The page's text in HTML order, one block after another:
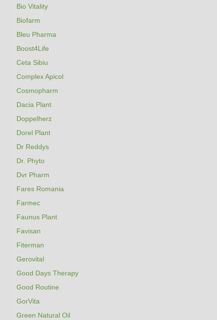
Bio Vitality
Biofarm
Bleu Pharma
Boost4Life
Ceta Sibiu
Complex Apicol
Cosmopharm
Dacia Plant
Doppelherz
Dorel Plant
Dr Reddys
Dr. Phyto
Dvr Pharm
Fares Romania
Farmec
Faunus Plant
Favisan
Fiterman
Gerovital
Good Days Therapy
Good Routine
GorVita
Green Natural Oil